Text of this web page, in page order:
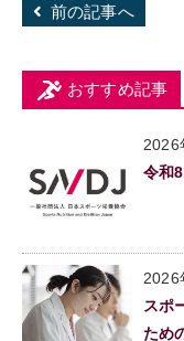
前の記事へ
おすすめ記事
2026
令和
2026
スポ
ため